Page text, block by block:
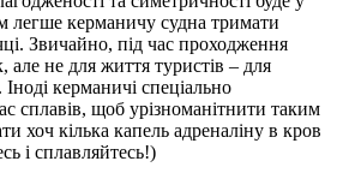
легше керманичу судна тримати
Звичайно, під час проходження
але не для життя туристів – для
керманичі спеціально
сплавів, щоб урізноманітнити таким
хоч кілька капель адреналіну в кров
і сплавляйтесь!)